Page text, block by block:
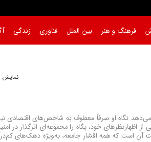
فرهنگ و هنر بین الملل فناوری زندگی
نمایش 1 تا 6 از 6
می‌دهد نگاه او صرفاً معطوف به شاخص‌های اقتصادی
اظهارنظر‌های خود، پگاه را مجموعه‌ای اثرگذار در
آن است که همه اقشار جامعه، به‌ویژه دهک‌های